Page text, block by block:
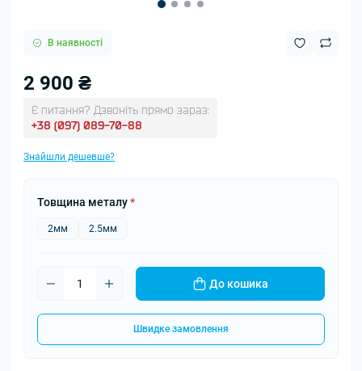
В наявності
2 900 ₴
Є питання? Дзвоніть прямо зараз:
+38 (097) 089-70-88
Знайшли дешевше?
Товщина металу*
2мм 2.5мм
До кошика
Швидке замовлення